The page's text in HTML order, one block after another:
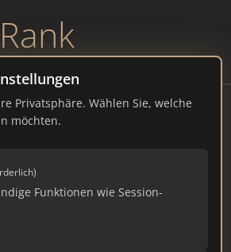
Rank
Privatsphäre. Wählen Sie, welche
möchten.
Funktionen wie Session-
Rundfunk Köln
www1.wdr.de